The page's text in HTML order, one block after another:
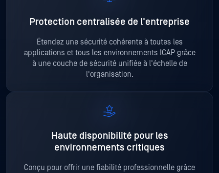
Protection centralisée de l'entreprise
Étendez une sécurité cohérente à toutes les
applications et tous les environnements ICAP grâce
à une couche de sécurité unifiée à l'échelle de
l'organisation.
Haute disponibilité pour les
environnements critiques
Conçu pour offrir une fiabilité professionnelle grâce